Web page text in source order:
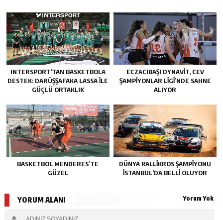
INTERSPORT’TAN BASKETBOLA
DESTEK: DARÜŞŞAFAKA LASSA ILE
GÜÇLÜ ORTAKLIK
ECZACIBAŞI DYNAVIT, CEV
ŞAMPIYONLAR LIGI’NDE SAHNE
ALIYOR
BASKETBOL MENDERES’TE
GÜZEL
DÜNYA RALLIKROS ŞAMPIYONU
İSTANBUL’DA BELLI OLUYOR
YORUM ALANI Yorum Yok